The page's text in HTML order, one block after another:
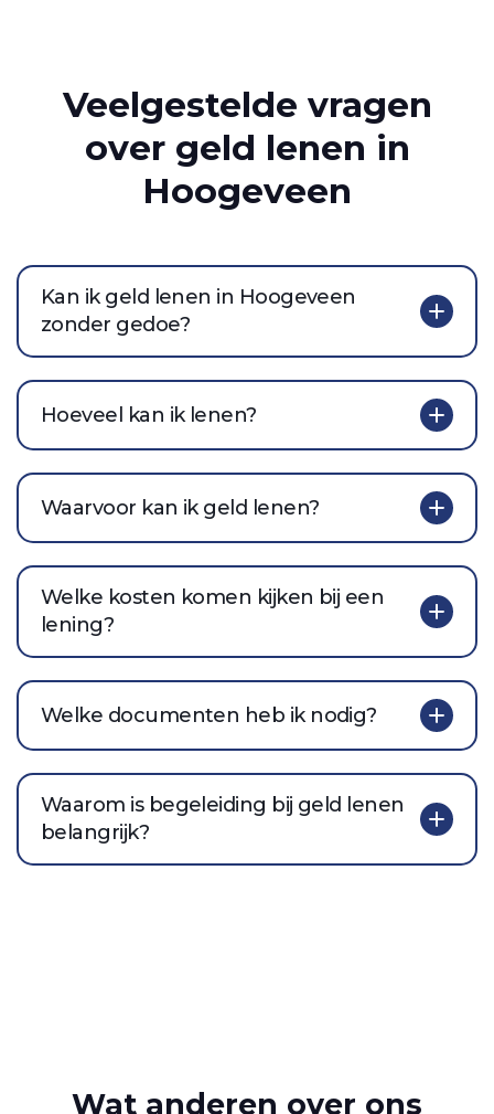
Veelgestelde vragen
over geld lenen in
Hoogeveen
Kan ik geld lenen in Hoogeveen
zonder gedoe?
Hoeveel kan ik lenen?
Waarvoor kan ik geld lenen?
Welke kosten komen kijken bij een
lening?
Welke documenten heb ik nodig?
Waarom is begeleiding bij geld lenen
belangrijk?
Wat anderen over ons